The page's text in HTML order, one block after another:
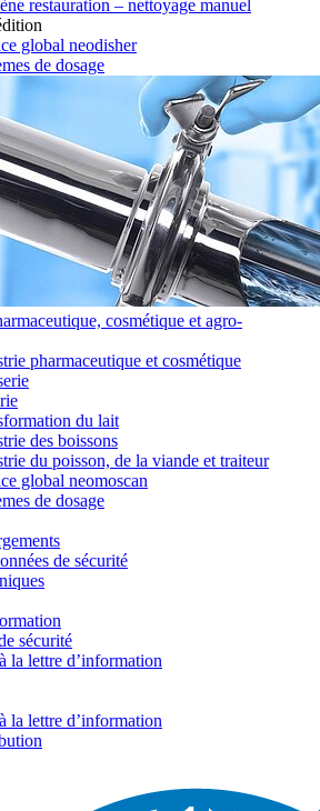
restauration – nettoyage manuel
global neodisher
de dosage
cosmétique et agro-
pharmaceutique et cosmétique
du lait
des boissons
du poisson, de la viande et traiteur
global neomoscan
de dosage
de sécurité
sécurité
la lettre d’information
la lettre d’information